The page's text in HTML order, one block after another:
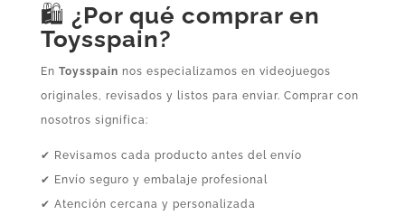
🛍️ ¿Por qué comprar en
Toysspain?
En Toysspain nos especializamos en videojuegos
originales, revisados y listos para enviar. Comprar con
nosotros significa:
✔ Revisamos cada producto antes del envío
✔ Envío seguro y embalaje profesional
✔ Atención cercana y personalizada